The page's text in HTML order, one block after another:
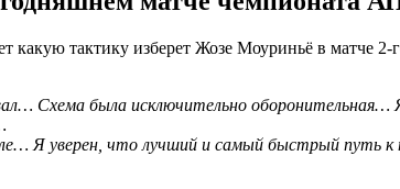
тактику изберет Жозе Моуриньё в матче 2-
Схема была исключительно оборонительная…
Я уверен, что лучший и самый быстрый путь к